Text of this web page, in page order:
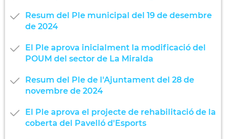
Resum del Ple municipal del 19 de desembre
de 2024
El Ple aprova inicialment la modificació del
POUM del sector de La Miralda
Resum del Ple de l'Ajuntament del 28 de
novembre de 2024
El Ple aprova el projecte de rehabilitació de la
coberta del Pavelló d'Esports